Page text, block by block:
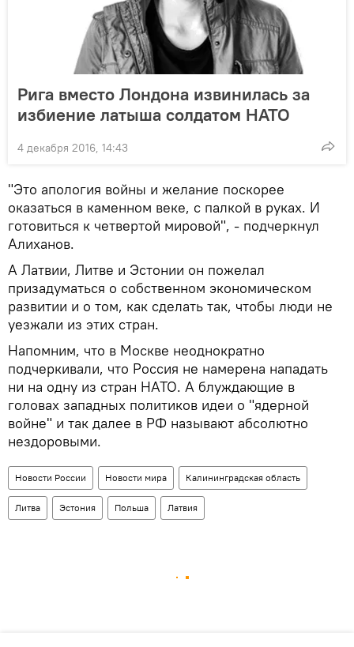
Рига вместо Лондона извинилась за
избиение латыша солдатом НАТО
4 декабря 2016, 14:43
"Это апология войны и желание поскорее
оказаться в каменном веке, с палкой в руках. И
готовиться к четвертой мировой", - подчеркнул
Алиханов.
А Латвии, Литве и Эстонии он пожелал
призадуматься о собственном экономическом
развитии и о том, как сделать так, чтобы люди не
уезжали из этих стран.
Напомним, что в Москве неоднократно
подчеркивали, что Россия не намерена нападать
ни на одну из стран НАТО. А блуждающие в
головах западных политиков идеи о "ядерной
войне" и так далее в РФ называют абсолютно
нездоровыми.
Новости России Новости мира Калининградская область
Литва Эстония Польша Латвия